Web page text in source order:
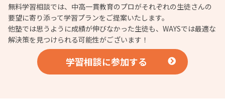
無料学習相談では、中高一貫教育のプロがそれぞれの生徒さんの
要望に寄り添って学習プランをご提案いたします。
他塾では思うように成績が伸びなかった生徒も、WAYSでは最適な
解決策を見つけられる可能性がございます！
学習相談に参加する